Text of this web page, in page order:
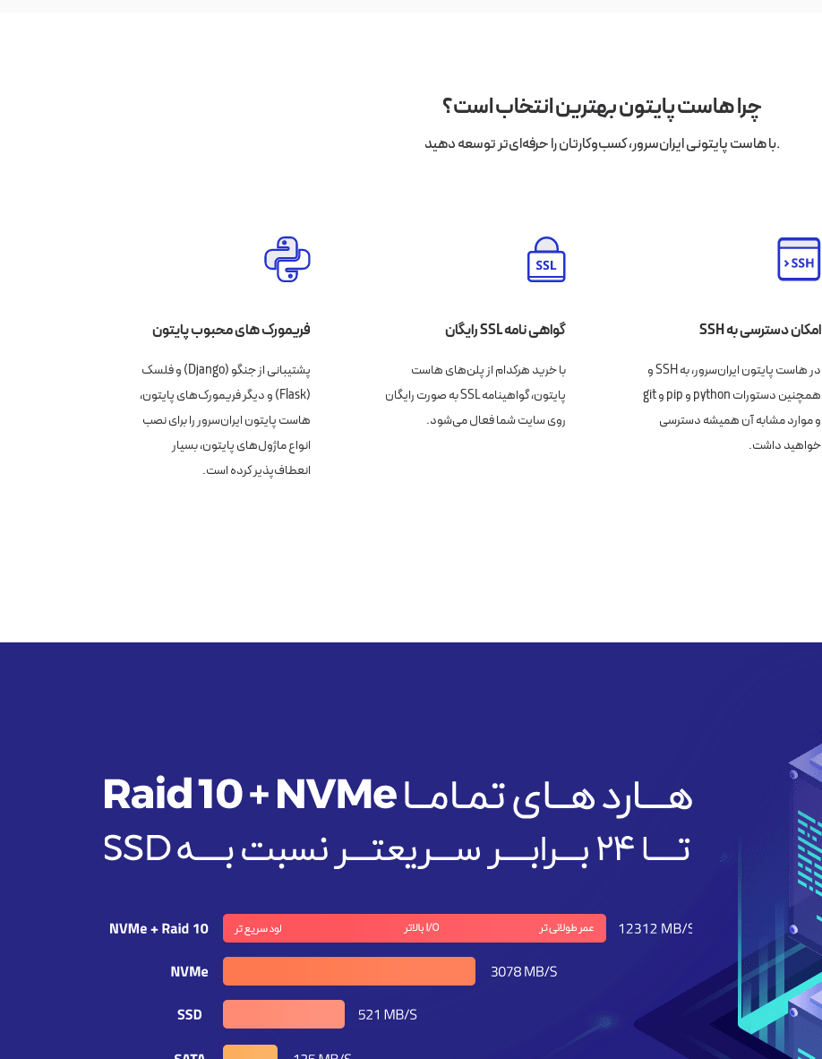
چرا هاست پایتون بهترین انتخاب است؟
با هاست پایتونی ایران‌سرور، کسب‌وکارتان را حرفه‌ای‌تر توسعه دهید.
امکان دسترسی به SSH
در هاست پایتون ایران‌سرور، به ‌SSH و
همچنین دستورات python و pip و git
و موارد مشابه آن همیشه دسترسی
خواهید داشت.
گواهی نامه SSL رایگان
با خرید هرکدام از پلن‌های هاست
پایتون، گواهینامه SSL به صورت رایگان
روی سایت شما فعال می‌شود.
فریمورک های محبوب پایتون
پشتیبانی از جنگو (Django) و فلسک
(Flask) و دیگر فریمورک‌های پایتون،
هاست پایتون ایران‌سرور را برای نصب
انواع ماژول‌های پایتون، بسیار
انعطاف‌پذیر کرده است.